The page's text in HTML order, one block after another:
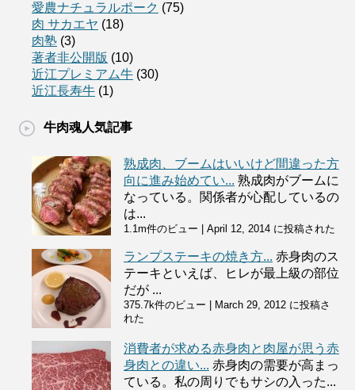
愛農ナチュラルポーク (75)
肉 サカエヤ (18)
肉塾 (3)
著者非公開版 (10)
近江プレミアム牛 (30)
近江長寿牛 (1)
牛肉魂人気記事
熟成肉、ブームはいいけど間違った方
向に進み始めてい... 熟成肉がブームに
なっている。関係者が心配しているの
は...
1.1m件のビュー April 12, 2014 に投稿された
ランプステーキの焼き方... 赤身肉のス
テーキといえば、ヒレが最上級の部位
だが ...
375.7k件のビュー
March 29, 2012 に投稿さ
れた
消費者が求める赤身肉と肉屋が思う赤
身肉との違い... 赤身肉の需要が高まっ
ている。私の周りでもサシの入った...